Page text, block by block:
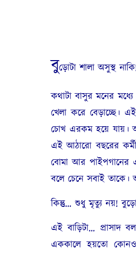
বুড়োটা শালা অসুস্থ
কথাটা বাসুর মনের
খেলা করে বেড়াচ্ছে।
চোখ এরকম হয়ে যায়।
এই আঠারো বছরের
বোমা আর পাইপগানের
বলে চেনে সবাই তাকে।
কিন্তু… শুধু মৃত্যু নয়!
এই বাড়িটা… প্রাসাদ
এককালে হয়তো কোনও